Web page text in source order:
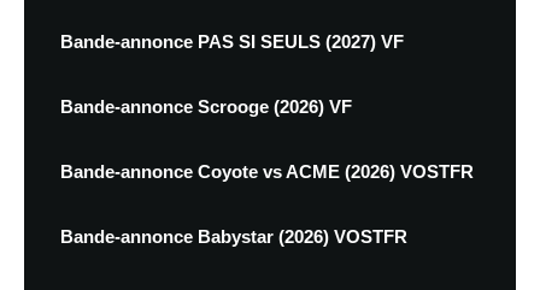
Bande-annonce PAS SI SEULS (2027) VF
Bande-annonce Scrooge (2026) VF
Bande-annonce Coyote vs ACME (2026) VOSTFR
Bande-annonce Babystar (2026) VOSTFR